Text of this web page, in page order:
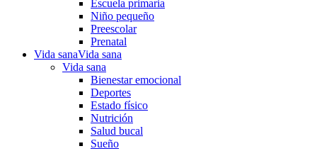
Escuela primaria
Niño pequeño
Preescolar
Prenatal
Vida sanaVida sana
Vida sana
Bienestar emocional
Deportes
Estado físico
Nutrición
Salud bucal
Sueño